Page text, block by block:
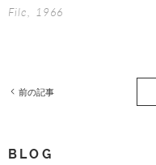
File, 1966
前の記事
BLOG